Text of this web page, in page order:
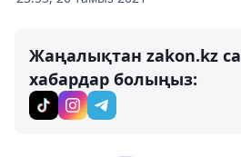
Жаңалықтан zakon.kz
хабардар болыңыз: